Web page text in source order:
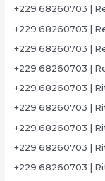
+229 68260703 |
+229 68260703 |
+229 68260703 |
+229 68260703 |
+229 68260703 |
+229 68260703 |
+229 68260703 |
+229 68260703 |
+229 68260703 |